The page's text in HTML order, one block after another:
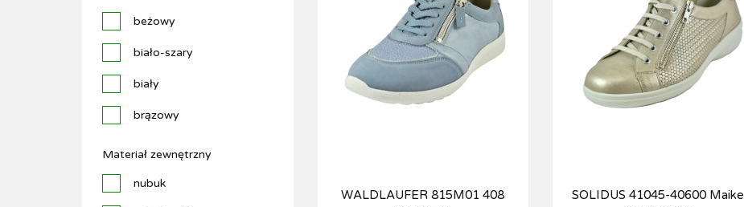
beżowy
biało-szary
biały
brązowy
ciemnoszary
czarno/szary
Materiał zewnętrzny
nubuk
WALDLAUFER 815M01 408
SOLIDUS 41045-40600 Maike